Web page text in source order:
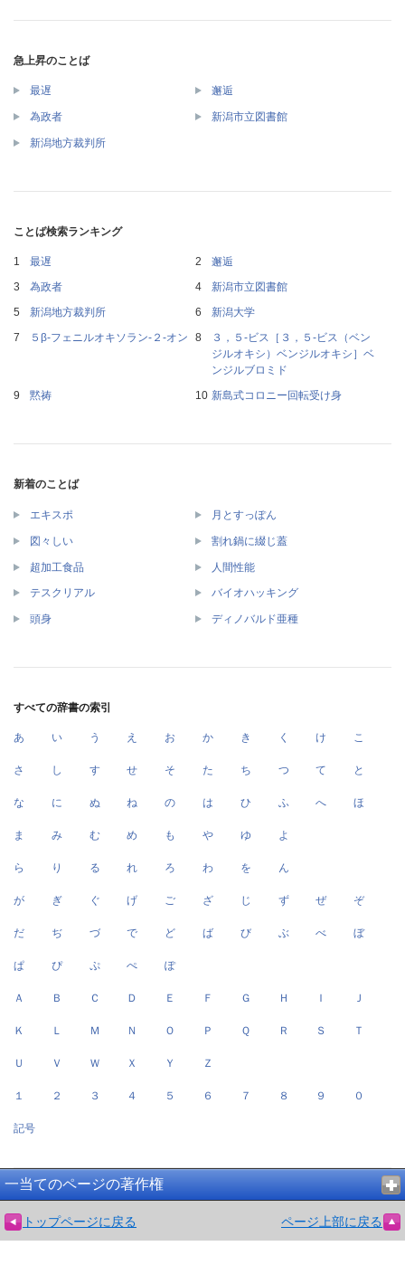
急上昇のことば
最遅 邂逅
為政者 新潟市立図書館
新潟地方裁判所
ことば検索ランキング
最遅
邂逅
為政者
新潟市立図書館
新潟地方裁判所
新潟大学
５β‐フェニルオキソラン‐２‐オン
３，５‐ビス［３，５‐ビス（ベン
ジルオキシ）ベンジルオキシ］ベ
ンジルブロミド
黙祷
新島式コロニー回転受け身
新着のことば
エキスポ 月とすっぽん
図々しい 割れ鍋に綴じ蓋
超加工食品 人間性能
テスクリアル バイオハッキング
頭身 ディノバルド亜種
すべての辞書の索引
あ い う え お か き く け こ
さ し す せ そ た ち つ て と
な に ぬ ね の は ひ ふ へ ほ
ま み む め も や ゆ よ
ら り る れ ろ わ を ん
が ぎ ぐ げ ご ざ じ ず ぜ ぞ
だ ぢ づ で ど ば び ぶ べ ぼ
ぱ ぴ ぷ ぺ ぽ
Ａ Ｂ Ｃ Ｄ Ｅ Ｆ Ｇ Ｈ Ｉ Ｊ
Ｋ Ｌ Ｍ Ｎ Ｏ Ｐ Ｑ Ｒ Ｓ Ｔ
Ｕ Ｖ Ｗ Ｘ Ｙ Ｚ
１ ２ ３ ４ ５ ６ ７ ８ ９ ０
記号
一当てのページの著作権
トップページに戻る ページ上部に戻る